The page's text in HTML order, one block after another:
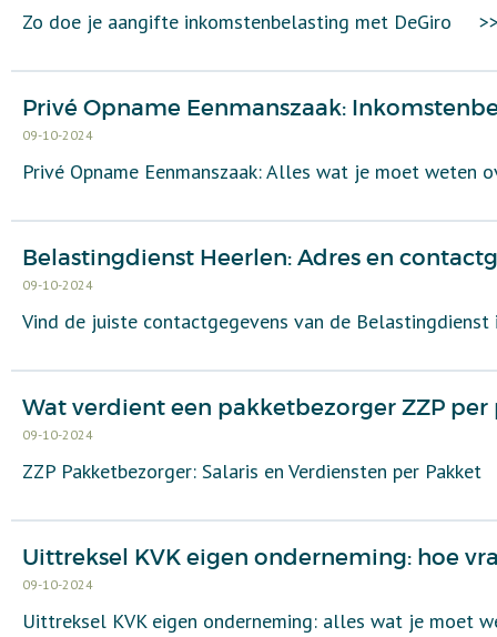
Zo doe je aangifte inkomstenbelasting met DeGiro
Privé Opname Eenmanszaak:
09-10-2024
Privé Opname Eenmanszaak: Alles wat je moet
Belastingdienst Heerlen: Adres en
09-10-2024
Vind de juiste contactgegevens van de
Wat verdient een pakketbezorger ZZP
09-10-2024
ZZP Pakketbezorger: Salaris en Verdiensten per Pakket
Uittreksel KVK eigen onderneming: hoe
09-10-2024
Uittreksel KVK eigen onderneming: alles wat je moet